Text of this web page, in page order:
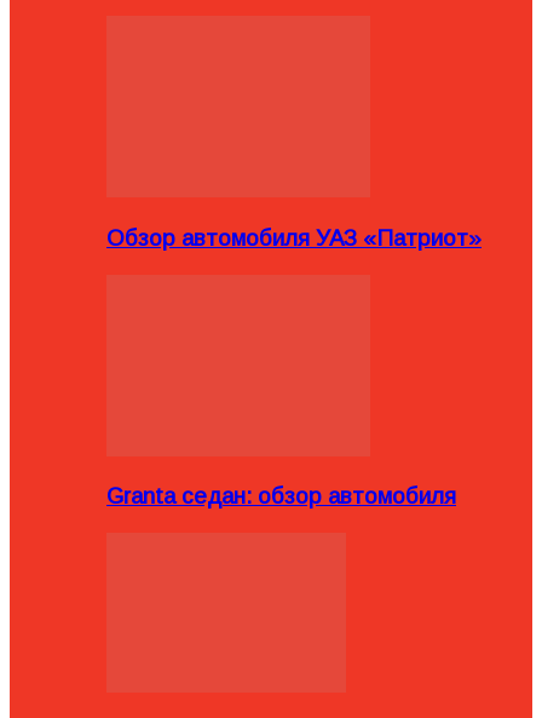
Обзор автомобиля УАЗ «Патриот»
Granta седан: обзор автомобиля